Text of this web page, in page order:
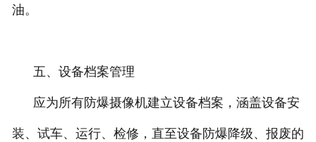
油。
五、设备档案管理
应为所有防爆摄像机建立设备档案，涵盖设备安
装、试车、运行、检修，直至设备防爆降级、报废的